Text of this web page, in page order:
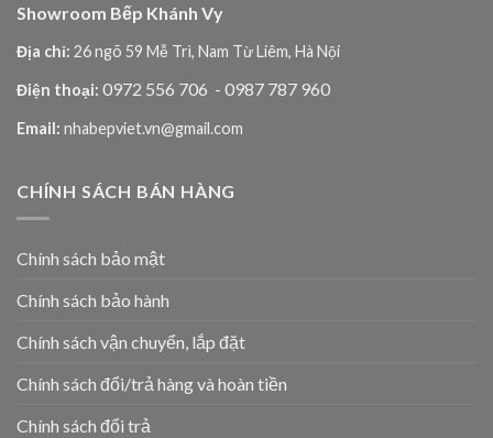
Showroom Bếp Khánh Vy
Địa chỉ: 26 ngõ 59 Mễ Trì, Nam Từ Liêm, Hà Nội
Điện thoại: 0972 556 706 - 0987 787 960
Email: nhabepviet.vn@gmail.com
CHÍNH SÁCH BÁN HÀNG
Chính sách bảo mật
Chính sách bảo hành
Chính sách vận chuyển, lắp đặt
Chính sách đổi/trả hàng và hoàn tiền
Chính sách đổi trả